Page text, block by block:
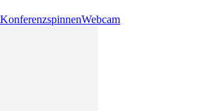
KonferenzspinnenWebcam